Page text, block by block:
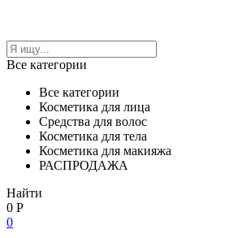
Все категории
Все категории
Косметика для лица
Средства для волос
Косметика для тела
Косметика для макияжа
РАСПРОДАЖА
Найти
0 Р
0